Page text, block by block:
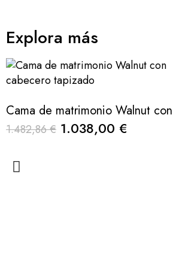
Explora más
1.482,86 € 1.038,00 €